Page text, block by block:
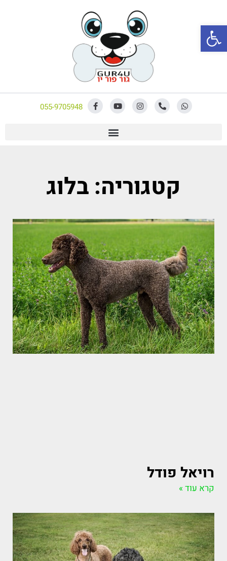
055-9705948
קטגוריה: בלוג
רויאל פודל
קרא עוד »
פתח סרגל נגישות